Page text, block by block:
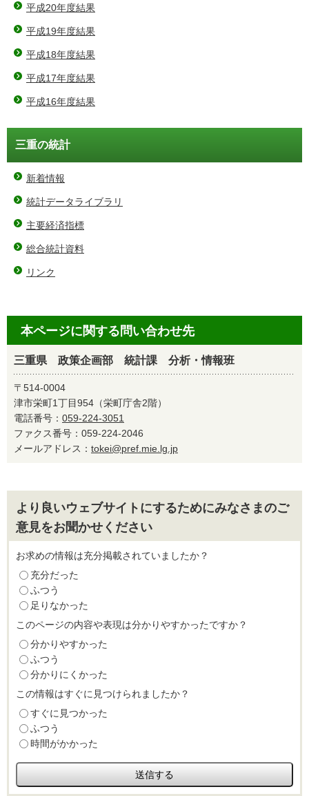
平成20年度結果
平成19年度結果
平成18年度結果
平成17年度結果
平成16年度結果
三重の統計
新着情報
統計データライブラリ
主要経済指標
総合統計資料
リンク
本ページに関する問い合わせ先
三重県 政策企画部 統計課 分析・情報班
〒514-0004
津市栄町1丁目954（栄町庁舎2階）
電話番号： 059-224-3051
ファクス番号：059-224-2046
メールアドレス： tokei@pref.mie.lg.jp
より良いウェブサイトにするためにみなさまのご
意見をお聞かせください
お求めの情報は充分掲載されていましたか？
充分だった
ふつう
足りなかった
このページの内容や表現は分かりやすかったですか？
分かりやすかった
ふつう
分かりにくかった
この情報はすぐに見つけられましたか？
すぐに見つかった
ふつう
時間がかかった